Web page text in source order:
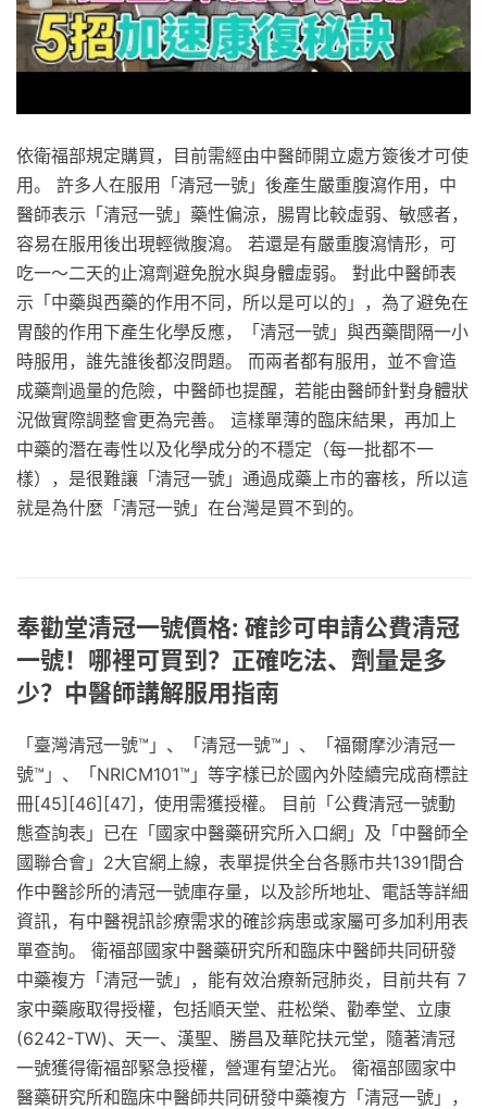
依衛福部規定購買，目前需經由中醫師開立處方簽後才可使
用。 許多人在服用「清冠一號」後產生嚴重腹瀉作用，中
醫師表示「清冠一號」藥性偏涼，腸胃比較虛弱、敏感者，
容易在服用後出現輕微腹瀉。 若還是有嚴重腹瀉情形，可
吃一～二天的止瀉劑避免脫水與身體虛弱。 對此中醫師表
示「中藥與西藥的作用不同，所以是可以的」，為了避免在
胃酸的作用下產生化學反應，「清冠一號」與西藥間隔一小
時服用，誰先誰後都沒問題。 而兩者都有服用，並不會造
成藥劑過量的危險，中醫師也提醒，若能由醫師針對身體狀
況做實際調整會更為完善。 這樣單薄的臨床結果，再加上
中藥的潛在毒性以及化學成分的不穩定（每一批都不一
樣），是很難讓「清冠一號」通過成藥上市的審核，所以這
就是為什麼「清冠一號」在台灣是買不到的。
奉勸堂清冠一號價格: 確診可申請公費清冠
一號！哪裡可買到？正確吃法、劑量是多
少？中醫師講解服用指南
「臺灣清冠一號™」、「清冠一號™」、「福爾摩沙清冠一
號™」、「NRICM101™」等字樣已於國內外陸續完成商標註
冊[45][46][47]，使用需獲授權。 目前「公費清冠一號動
態查詢表」已在「國家中醫藥研究所入口網」及「中醫師全
國聯合會」2大官網上線，表單提供全台各縣市共1391間合
作中醫診所的清冠一號庫存量，以及診所地址、電話等詳細
資訊，有中醫視訊診療需求的確診病患或家屬可多加利用表
單查詢。 衛福部國家中醫藥研究所和臨床中醫師共同研發
中藥複方「清冠一號」，能有效治療新冠肺炎，目前共有 7
家中藥廠取得授權，包括順天堂、莊松榮、勸奉堂、立康
(6242-TW)、天一、漢聖、勝昌及華陀扶元堂，隨著清冠
一號獲得衛福部緊急授權，營運有望沾光。 衛福部國家中
醫藥研究所和臨床中醫師共同研發中藥複方「清冠一號」，